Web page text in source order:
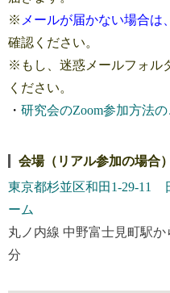
※ メールが届かない場合は
確認ください。
※もし、迷惑メールフォル
ください。
・ 研究会のZoom参加方法
会場（リアル参加の場合）
東京都杉並区和田1-29-11
ーム
丸ノ内線 中野富士見町駅
分